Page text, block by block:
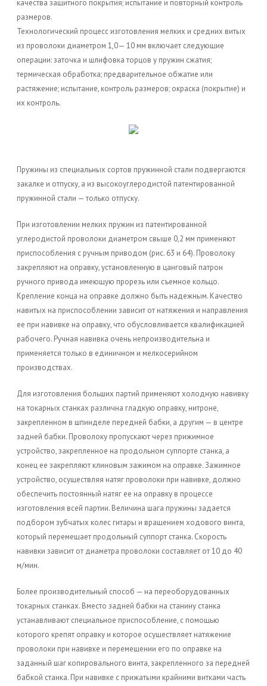
качества защитного покрытия; испытание и повторный контроль
размеров.
Технологический процесс изготовления мелких и средних витых
из проволоки диаметром 1,0— 10 мм включает следующие
операции: заточка и шлифовка торцов у пружин сжатия;
термическая обработка; предварительное обжатие или
растяжение; испытание, контроль размеров; окраска (покрытие) и
их контроль.
Пружины из специальных сортов пружинной стали подвергаются
закалке и отпуску, а из высокоуглеродистой патентированной
пружинной стали — только отпуску.
При изготовлении мелких пружин из патентированной
углеродистой проволоки диаметром свыше 0,2 мм применяют
приспособления с ручным приводом (рис. 63 и 64). Проволоку
закрепляют на оправку, установленную в цанговый патрон
ручного привода имеющую прорезь или съемное кольцо.
Крепление конца на оправке должно быть надежным. Качество
навитых на приспособлении зависит от натяжения и направления
ее при навивке на оправку, что обусловливается квалификацией
рабочего. Ручная навивка очень непроизводительна и
применяется только в единичном и мелкосерийном
производствах.
Для изготовления больших партий применяют холодную навивку
на токарных станках различна гладкую оправку, нитроне,
закрепленном в шпинделе передней бабки, а другим — в центре
задней бабки. Проволоку пропускают через прижимное
устройство, закрепленное на продольном суппорте станка, а
конец ее закрепляют клиновым зажимом на оправке. Зажимное
устройство, осуществляя натяг проволоки при навивке, должно
обеспечить постоянный натяг ее на оправку в процессе
изготовления всей партии. Величина шага пружины задается
подбором зубчатых колес гитары и вращением ходового винта,
который перемещает продольный суппорт станка. Скорость
навивки зависит от диаметра проволоки составляет от 10 до 40
м/мин.
Более производительный способ — на переоборудованных
токарных станках. Вместо задней бабки на станину станка
устанавливают специальное приспособление, с помощью
которого крепят оправку и которое осуществляет натяжение
проволоки при навивке и перемещении его по оправке на
заданный шаг копировального винта, закрепленного за передней
бабкой станка. При навивке с прижатыми крайними витками часть